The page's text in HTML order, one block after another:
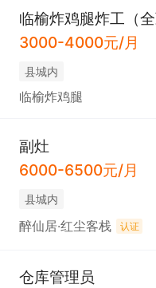
临榆炸鸡腿炸工（
3000-4000元/月
县城内
临榆炸鸡腿
副灶
6000-6500元/月
县城内
醉仙居·红尘客栈 认证
仓库管理员